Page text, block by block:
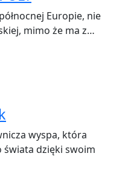
Europie, nie
mimo że ma z…
wyspa, która
świata dzięki swoim